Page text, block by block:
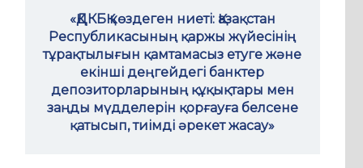
«ҚДКБҚ көздеген ниеті: Қазақстан
Республикасының қаржы жүйесінің
тұрақтылығын қамтамасыз етуге және
екінші деңгейдегі банктер
депозиторларының құқықтары мен
заңды мүдделерін қорғауға белсене
қатысып, тиімді әрекет жасау»